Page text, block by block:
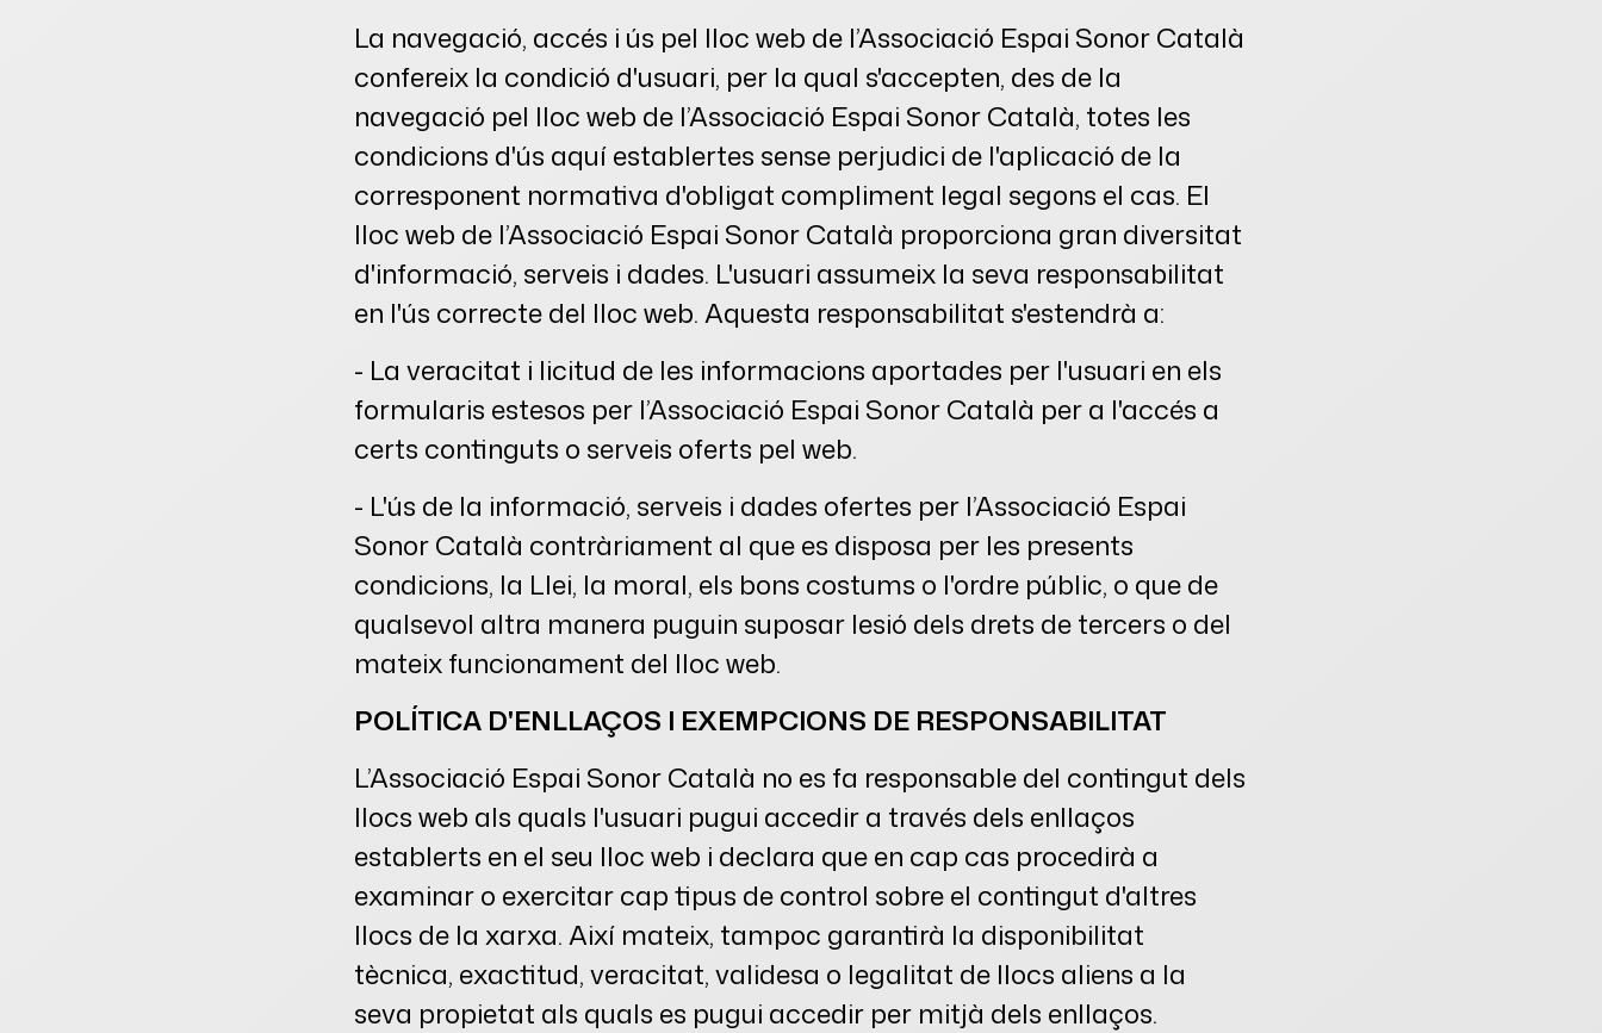
La navegació, accés i ús pel lloc web de l’Associació Espai Sonor Català
confereix la condició d'usuari, per la qual s'accepten, des de la
navegació pel lloc web de l’Associació Espai Sonor Català, totes les
condicions d'ús aquí establertes sense perjudici de l'aplicació de la
corresponent normativa d'obligat compliment legal segons el cas. El
lloc web de l’Associació Espai Sonor Català proporciona gran diversitat
d'informació, serveis i dades. L'usuari assumeix la seva responsabilitat
en l'ús correcte del lloc web. Aquesta responsabilitat s'estendrà a:
- La veracitat i licitud de les informacions aportades per l'usuari en els
formularis estesos per l’Associació Espai Sonor Català per a l'accés a
certs continguts o serveis oferts pel web.
- L'ús de la informació, serveis i dades ofertes per l’Associació Espai
Sonor Català contràriament al que es disposa per les presents
condicions, la Llei, la moral, els bons costums o l'ordre públic, o que de
qualsevol altra manera puguin suposar lesió dels drets de tercers o del
mateix funcionament del lloc web.
POLÍTICA D'ENLLAÇOS I EXEMPCIONS DE RESPONSABILITAT
L’Associació Espai Sonor Català no es fa responsable del contingut dels
llocs web als quals l'usuari pugui accedir a través dels enllaços
establerts en el seu lloc web i declara que en cap cas procedirà a
examinar o exercitar cap tipus de control sobre el contingut d'altres
llocs de la xarxa. Així mateix, tampoc garantirà la disponibilitat
tècnica, exactitud, veracitat, validesa o legalitat de llocs aliens a la
seva propietat als quals es pugui accedir per mitjà dels enllaços.